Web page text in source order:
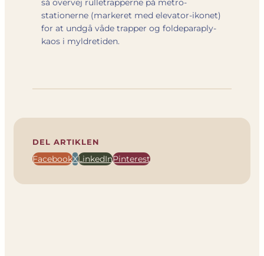
så overvej rulletrapperne på metro-
stationerne (markeret med elevator-ikonet)
for at undgå våde trapper og foldeparaply­
kaos i myldretiden.
DEL ARTIKLEN
FacebookXLinkedInPinterest